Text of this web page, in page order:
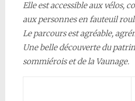
Elle est accessible aux vélos,
aux personnes en fauteuil
Le parcours est agréable,
Une belle découverte du
sommiérois et de la Vaunage.